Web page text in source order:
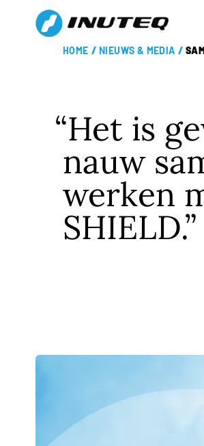
HOME / NIEUWS & MEDIA /
Het is
nauw
werken
SHIELD.